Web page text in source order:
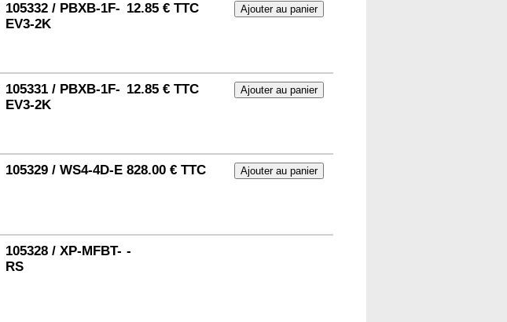
105332 / PBXB-1F-
EV3-2K
12.85 € TTC
105331 / PBXB-1F-
EV3-2K
12.85 € TTC
105329 / WS4-4D-E 828.00 € TTC
105328 / XP-MFBT-
RS
-